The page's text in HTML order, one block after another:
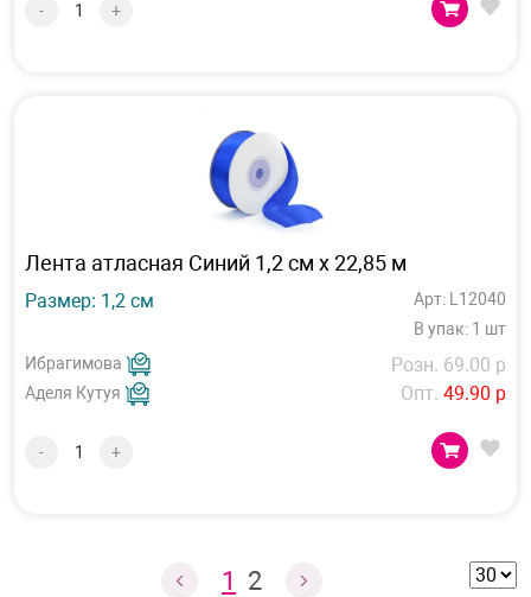
- +
Лента атласная Синий 1,2 см х 22,85 м
Размер: 1,2 см
Арт: L12040
В упак: 1 шт
Ибрагимова
Аделя Кутуя
Розн. 69.00 р
Опт. 49.90 р
- +
1 2